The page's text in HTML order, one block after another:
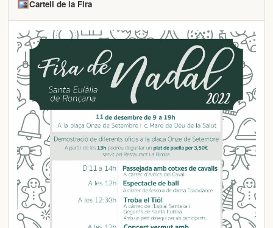
Cartell de la Fira